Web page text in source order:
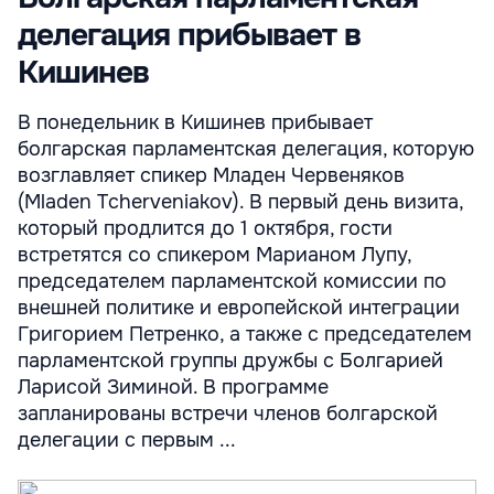
делегация прибывает в
Кишинев
В понедельник в Кишинев прибывает
болгарская парламентская делегация, которую
возглавляет спикер Младен Червеняков
(Mladen Tcherveniakov). В первый день визита,
который продлится до 1 октября, гости
встретятся со спикером Марианом Лупу,
председателем парламентской комиссии по
внешней политике и европейской интеграции
Григорием Петренко, а также с председателем
парламентской группы дружбы с Болгарией
Ларисой Зиминой. В программе
запланированы встречи членов болгарской
делегации с первым ...